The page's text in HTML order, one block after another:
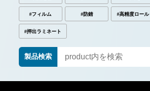
#フィルム #防錆 #高精度ロール
#押出ラミネート
製品検索